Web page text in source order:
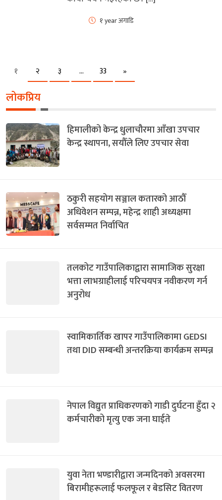
१ year अगाडि
१ २ ३ … 33 »
लोकप्रिय
हिमालीको केन्द्र धुलाचौरमा आँखा उपचार
केन्द्र स्थापना, सयौँले लिए उपचार सेवा
ठकुरी सहयोग सञ्जाल कतारको आठौँ
अधिवेशन सम्पन्न, महेन्द्र शाही अध्यक्षमा
सर्वसम्मत निर्वाचित
तलकोट गाउँपालिकाद्वारा सामाजिक सुरक्षा
भत्ता लाभग्राहीलाई परिचयपत्र नवीकरण गर्न
अनुरोध
स्वामिकार्तिक खापर गाउँपालिकामा GEDSI
तथा DID सम्बन्धी अन्तरक्रिया कार्यक्रम सम्पन्न
नेपाल विद्युत प्राधिकरणको गाडी दुर्घटना हुँदा २
कर्मचारीको मृत्यु एक जना घाईते
युवा नेता भण्डारीद्वारा जन्मदिनको अवसरमा
बिरामीहरूलाई फलफूल र बेडसिट वितरण